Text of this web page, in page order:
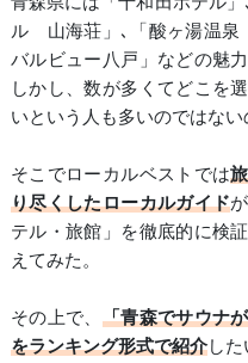
ル 山海荘」､「酸ヶ湯温泉
バルビュー八戸」などの魅
しかし、数が多くてどこを
いという人も多いのではない
そこでローカルベストでは
り尽くしたローカルガイド
テル・旅館」を徹底的に検
えてみた。
その上で、 「青森でサウナ
をランキング形式で紹介した